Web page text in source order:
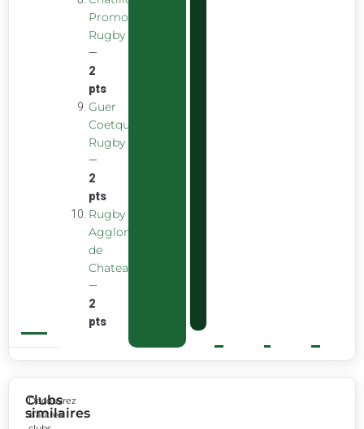
Promotion
Rugby
—
2
pts
Guer
Coetquidan
Rugby
—
2
pts
Rugby
Agglomeration
de
Chateaubourg
—
2
pts
Clubs
similaires
Découvrez
d’autres